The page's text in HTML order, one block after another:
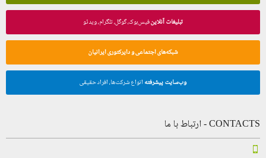
تبلیغات آنلاینفیس‌بوک، گوگل، تلگرام، ویدئو
شبکه‌های اجتماعی و دایرکتوری ایرانیان
وب‌سایت پیشرفته انواع شرکت‌ها، افراد حقیقی
CONTACTS - ارتباط با ما